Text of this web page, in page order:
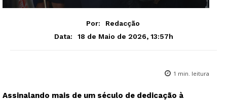
Por:
Redacção
Data:
18 de Maio de 2026, 13:57h
1 min. leitura
Assinalando mais de um século de dedicação à